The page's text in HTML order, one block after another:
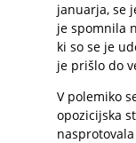
januarja, se
je spomnila
ki so se je
je prišlo do
V polemiko
opozicijska